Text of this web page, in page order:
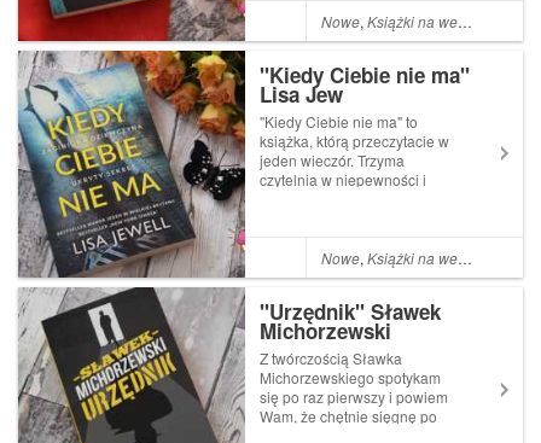
autorki, ale na pewno nie
ostatnie, bo książka jest
Nowe,Książki na weekend
"Kiedy Ciebie nie ma"
Lisa Jew
"Kiedy Ciebie nie ma" to
książka, którą przeczytacie w
jeden wieczór. Trzyma
czytelnia w niepewności i
nieprawdopodobnej, ale to
naprawdę fajna książka
Nowe,Książki na weekend
"Urzędnik" Sławek
Michorzewski
Z twórczością Sławka
Michorzewskiego spotykam
się po raz pierwszy i powiem
Wam, że chętnie sięgnę po